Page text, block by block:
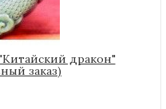
дракон"
заказ)